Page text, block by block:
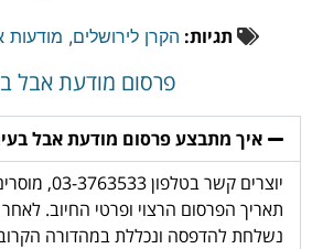
תגיות: הקרן לירושלים,
פרסום מודעת אבל
איך מתבצע פרסום מודעת אבל
יוצרים קשר
תאריך הפרסום הרצוי ופרטי החיוב.
נשלחת להדפסה ונכללת במהדורה